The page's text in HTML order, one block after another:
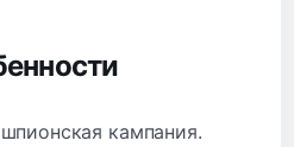
кампания.